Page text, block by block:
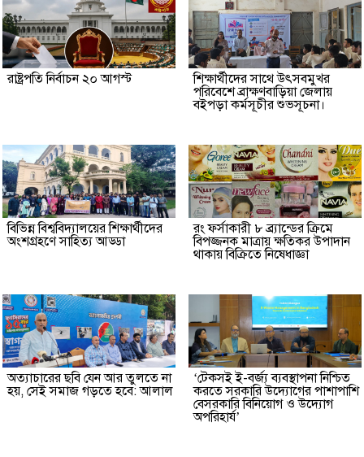
রাষ্ট্রপতি নির্বাচন ২০ আগস্ট
শিক্ষার্থীদের সাথে উৎসবমুখর
পরিবেশে ব্রাক্ষণবাড়িয়া জেলায়
বইপড়া কর্মসূচীর শুভসূচনা।
বিভিন্ন বিশ্ববিদ্যালয়ের শিক্ষার্থীদের
অংশগ্রহণে সাহিত্য আড্ডা
রং ফর্সাকারী ৮ ব্র্যান্ডের ক্রিমে
বিপজ্জনক মাত্রায় ক্ষতিকর উপাদান
থাকায় বিক্রিতে নিষেধাজ্ঞা
অত্যাচারের ছবি যেন আর তুলতে না
হয়, সেই সমাজ গড়তে হবে: আলাল
‘টেকসই ই-বর্জ্য ব্যবস্থাপনা নিশ্চিত
করতে সরকারি উদ্যোগের পাশাপাশি
বেসরকারি বিনিয়োগ ও উদ্যোগ
অপরিহার্য’